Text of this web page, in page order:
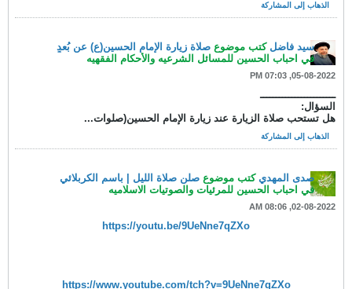
الذهاب إلى المشاركة
سيد فاضل كتب موضوع صلاة زيارة الإمام الحسين(ع) عن بُعدٍ
في احباب الحسين للمسائل الشرعيه والأحكام الفقهيه
05-08-2022, 07:03 PM
ــــــــــــــــــــــــ
السؤال:
هل تستحب صلاة الزيارة عند زيارة الإمام الحسين(صلوات...
الذهاب إلى المشاركة
صدى المهدي كتب موضوع صلن صلاة الليل | باسم الكربلائي
في احباب الحسين للمرئيات والصوتيات الاسلاميه
02-08-2022, 08:06 AM
https://youtu.be/9UeNne7qZXo
https://www.youtube.com/tch?v=9UeNne7qZXo